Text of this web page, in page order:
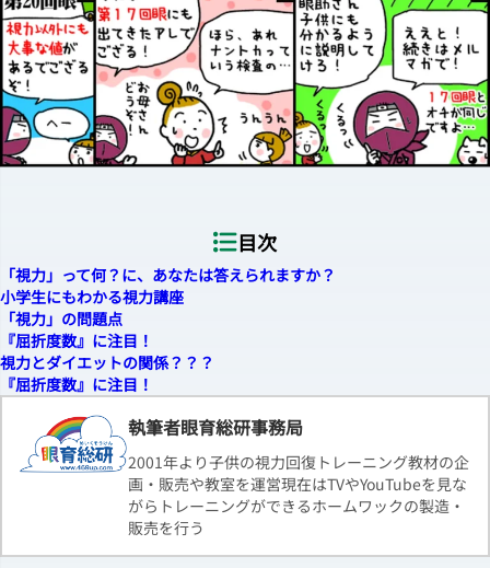
目次
「視力」って何？に、あなたは答えられますか？
小学生にもわかる視力講座
「視力」の問題点
『屈折度数』に注目！
視力とダイエットの関係？？？
『屈折度数』に注目！
執筆者眼育総研事務局
2001年より子供の視力回復トレーニング教材の企
画・販売や教室を運営現在はTVやYouTubeを見な
がらトレーニングができるホームワックの製造・
販売を行う